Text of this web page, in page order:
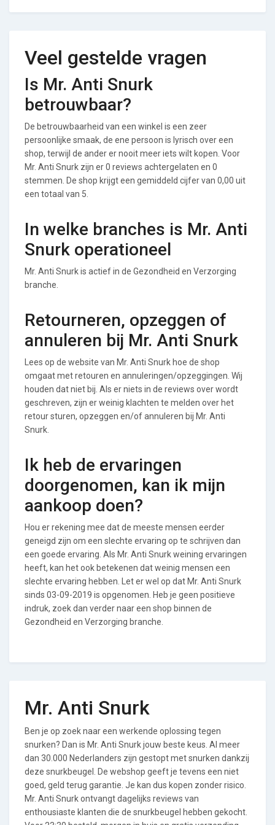
Veel gestelde vragen
Is Mr. Anti Snurk
betrouwbaar?
De betrouwbaarheid van een winkel is een zeer
persoonlijke smaak, de ene persoon is lyrisch over een
shop, terwijl de ander er nooit meer iets wilt kopen. Voor
Mr. Anti Snurk zijn er 0 reviews achtergelaten en 0
stemmen. De shop krijgt een gemiddeld cijfer van 0,00 uit
een totaal van 5.
In welke branches is Mr. Anti
Snurk operationeel
Mr. Anti Snurk is actief in de Gezondheid en Verzorging
branche.
Retourneren, opzeggen of
annuleren bij Mr. Anti Snurk
Lees op de website van Mr. Anti Snurk hoe de shop
omgaat met retouren en annuleringen/opzeggingen. Wij
houden dat niet bij. Als er niets in de reviews over wordt
geschreven, zijn er weinig klachten te melden over het
retour sturen, opzeggen en/of annuleren bij Mr. Anti
Snurk.
Ik heb de ervaringen
doorgenomen, kan ik mijn
aankoop doen?
Hou er rekening mee dat de meeste mensen eerder
geneigd zijn om een slechte ervaring op te schrijven dan
een goede ervaring. Als Mr. Anti Snurk weining ervaringen
heeft, kan het ook betekenen dat weinig mensen een
slechte ervaring hebben. Let er wel op dat Mr. Anti Snurk
sinds 03-09-2019 is opgenomen. Heb je geen positieve
indruk, zoek dan verder naar een shop binnen de
Gezondheid en Verzorging branche.
Mr. Anti Snurk
Ben je op zoek naar een werkende oplossing tegen
snurken? Dan is Mr. Anti Snurk jouw beste keus. Al meer
dan 30.000 Nederlanders zijn gestopt met snurken dankzij
deze snurkbeugel. De webshop geeft je tevens een niet
goed, geld terug garantie. Je kan dus kopen zonder risico.
Mr. Anti Snurk ontvangt dagelijks reviews van
enthousiaste klanten die de snurkbeugel hebben gekocht.